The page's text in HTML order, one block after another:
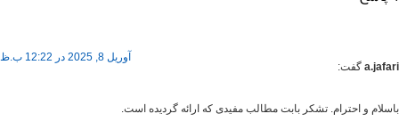
گفت:
احترام. تشکر بابت مطالب مفیدی که ارائه گردیده است.